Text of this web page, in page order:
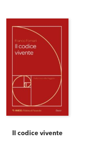
Il codice vivente